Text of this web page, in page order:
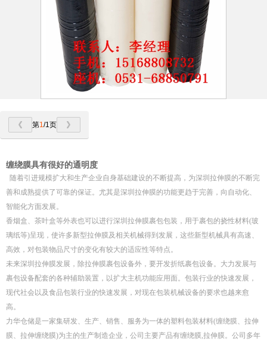
第1/1页
缠绕膜具有很好的通明度
随着引进规模扩大和生产企业自身基础建设的不断提高，为深圳拉伸膜的不断完
善和成熟提供了可靠的保证。尤其是深圳拉伸膜的功能更趋于完善，向自动化、
智能化方面发展。
香烟盒、茶叶盒等外表也可以进行深圳拉伸膜裹包包装，用于裹包的挠性材料(玻
璃纸等)呈现，使许多新型拉伸膜及相关机械得到发展，这些新型机械具有高速、
高效，对包装物品尺寸的变化有较大的适应性等特点。
未来深圳拉伸膜发展，除拉伸膜裹包设备外，要开发折纸裹包设备。大力发展与
裹包设备配套的各种辅助装置，以扩大主机功能应用面。包装行业的快速发展，
现代社会以及食品包装行业的快速发展，对现在包装机械设备的要求也越来愈
高。
力华仓储是一家集研发、生产、销售、服务为一体的塑料包装材料(缠绕膜、拉伸
膜、拉伸缠绕膜)为主的生产制造企业，公司主要产品有缠绕膜,拉伸膜。公司多年